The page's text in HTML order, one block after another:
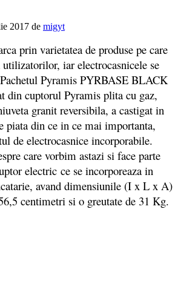
2017 de migyt
prin varietatea de produse pe care
iar electrocasnicele se
Pyramis PYRBASE BLACK
din cuptorul Pyramis plita cu gaz,
granit reversibila, a castigat in
piata din ce in ce mai importanta,
de electrocasnice incorporabile.
care vorbim astazi si face parte
electric ce se incorporeaza in
avand dimensiunile (I x L x A)
centimetri si o greutate de 31 Kg.